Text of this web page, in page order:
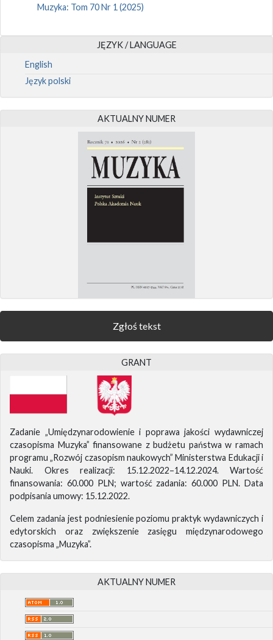
Muzyka: Tom 70 Nr 1 (2025)
JĘZYK / LANGUAGE
English
Język polski
AKTUALNY NUMER
Zgłoś tekst
GRANT
Zadanie „Umiędzynarodowienie i poprawa jakości wydawniczej
czasopisma Muzyka” finansowane z budżetu państwa w ramach
programu „Rozwój czasopism naukowych” Ministerstwa Edukacji i
Nauki. Okres realizacji: 15.12.2022–14.12.2024. Wartość
finansowania: 60.000 PLN; wartość zadania: 60.000 PLN. Data
podpisania umowy: 15.12.2022.
Celem zadania jest podniesienie poziomu praktyk wydawniczych i
edytorskich oraz zwiększenie zasięgu międzynarodowego
czasopisma „Muzyka”.
AKTUALNY NUMER